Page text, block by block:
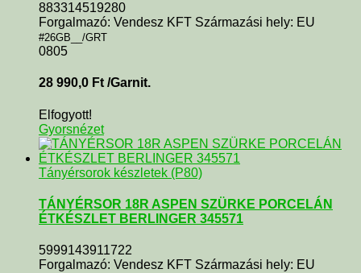
883314519280
Forgalmazó: Vendesz KFT Származási hely: EU
#26GB__/GRT
0805
28 990,0 Ft /Garnit.
Elfogyott!
Gyorsnézet
Tányérsorok készletek (P80)
TÁNYÉRSOR 18R ASPEN SZÜRKE PORCELÁN
ÉTKÉSZLET BERLINGER 345571
5999143911722
Forgalmazó: Vendesz KFT Származási hely: EU